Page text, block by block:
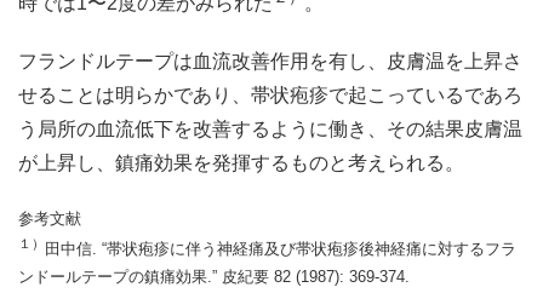
フランドルテープは血流改善作用を有し、皮膚温を上昇さ
せることは明らかであり、帯状疱疹で起こっているであろ
う局所の血流低下を改善するように働き、その結果皮膚温
が上昇し、鎮痛効果を発揮するものと考えられる。
参考文献
１）
田中信. “帯状疱疹に伴う神経痛及び帯状疱疹後神経痛に対するフラ
ンドールテープの鎮痛効果.” 皮紀要 82 (1987): 369-374.